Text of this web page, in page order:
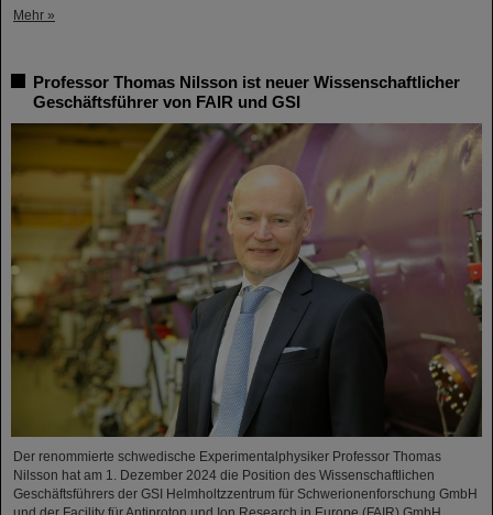
Mehr »
Professor Thomas Nilsson ist neuer Wissenschaftlicher
Geschäftsführer von FAIR und GSI
Der renommierte schwedische Experimentalphysiker Professor Thomas
Nilsson hat am 1. Dezember 2024 die Position des Wissenschaftlichen
Geschäftsführers der GSI Helmholtzzentrum für Schwerionenforschung GmbH